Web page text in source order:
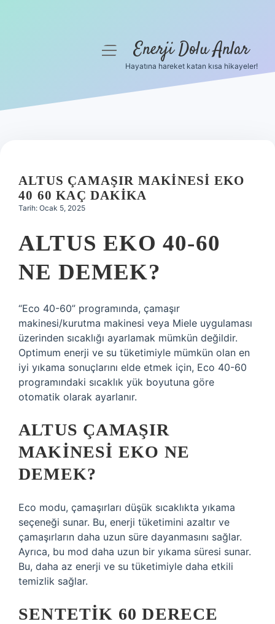
Hakkımızda
menüyüEnerji Dolu Anlar
Hayatına hareket katan kısa hikayeler!
ALTUS ÇAMAŞIR MAKINESI EKO
40 60 KAÇ DAKIKA
Tarih: Ocak 5, 2025
ALTUS EKO 40-60
NE DEMEK?
“Eco 40-60” programında, çamaşır
makinesi/kurutma makinesi veya Miele uygulaması
üzerinden sıcaklığı ayarlamak mümkün değildir.
Optimum enerji ve su tüketimiyle mümkün olan en
iyi yıkama sonuçlarını elde etmek için, Eco 40-60
programındaki sıcaklık yük boyutuna göre
otomatik olarak ayarlanır.
ALTUS ÇAMAŞIR
MAKINESI EKO NE
DEMEK?
Eco modu, çamaşırları düşük sıcaklıkta yıkama
seçeneği sunar. Bu, enerji tüketimini azaltır ve
çamaşırların daha uzun süre dayanmasını sağlar.
Ayrıca, bu mod daha uzun bir yıkama süresi sunar.
Bu, daha az enerji ve su tüketimiyle daha etkili
temizlik sağlar.
SENTETIK 60 DERECE